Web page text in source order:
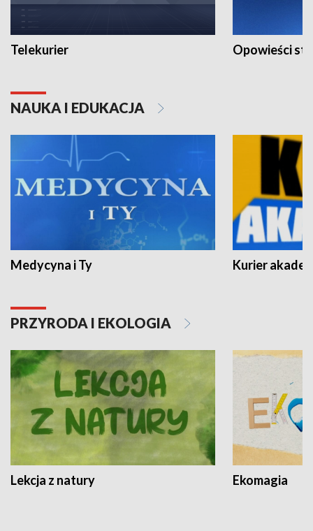
Telekurier Opowieści
NAUKA I EDUKACJA
Medycyna i Ty Kurier
PRZYRODA I EKOLOGIA
Lekcja z natury Ekomagia